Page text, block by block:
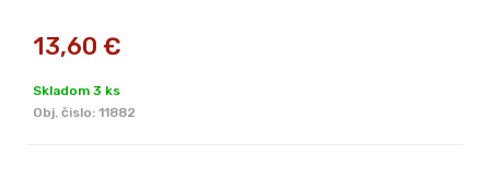
13,60 €
Skladom 3 ks
Obj. čislo: 11882